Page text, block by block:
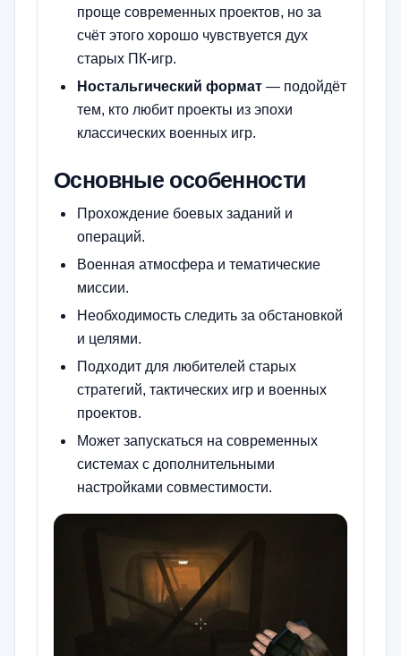
проще современных проектов, но за
счёт этого хорошо чувствуется дух
старых ПК-игр.
Ностальгический формат — подойдёт
тем, кто любит проекты из эпохи
классических военных игр.
Основные особенности
Прохождение боевых заданий и
операций.
Военная атмосфера и тематические
миссии.
Необходимость следить за обстановкой
и целями.
Подходит для любителей старых
стратегий, тактических игр и военных
проектов.
Может запускаться на современных
системах с дополнительными
настройками совместимости.